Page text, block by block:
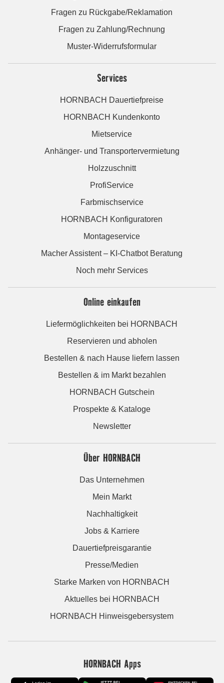
Fragen zu Rückgabe/Reklamation
Fragen zu Zahlung/Rechnung
Muster-Widerrufsformular
Services
HORNBACH Dauertiefpreise
HORNBACH Kundenkonto
Mietservice
Anhänger- und Transportervermietung
Holzzuschnitt
ProfiService
Farbmischservice
HORNBACH Konfiguratoren
Montageservice
Macher Assistent – KI-Chatbot Beratung
Noch mehr Services
Online einkaufen
Liefermöglichkeiten bei HORNBACH
Reservieren und abholen
Bestellen & nach Hause liefern lassen
Bestellen & im Markt bezahlen
HORNBACH Gutschein
Prospekte & Kataloge
Newsletter
Über HORNBACH
Das Unternehmen
Mein Markt
Nachhaltigkeit
Jobs & Karriere
Dauertiefpreisgarantie
Presse/Medien
Starke Marken von HORNBACH
Aktuelles bei HORNBACH
HORNBACH Hinweisgebersystem
HORNBACH Apps